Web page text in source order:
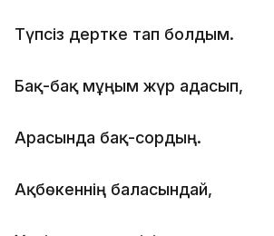
Түпсіз дертке тап болдым.
Бақ-бақ мұңым жүр адасып,
Арасында бақ-сордың.
Ақбөкеннің баласындай,